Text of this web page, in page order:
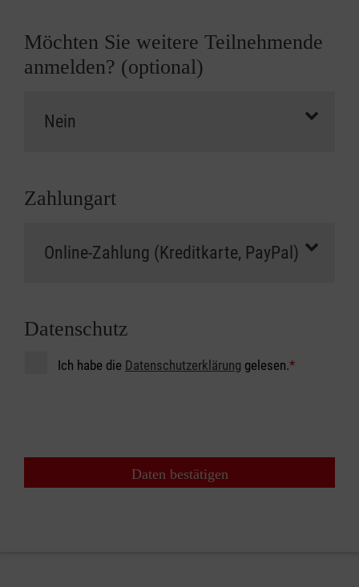
Möchten Sie weitere Teilnehmende
anmelden? (optional)
Zahlungart
Datenschutz
Ich habe die Datenschutzerklärung gelesen.*
Daten bestätigen